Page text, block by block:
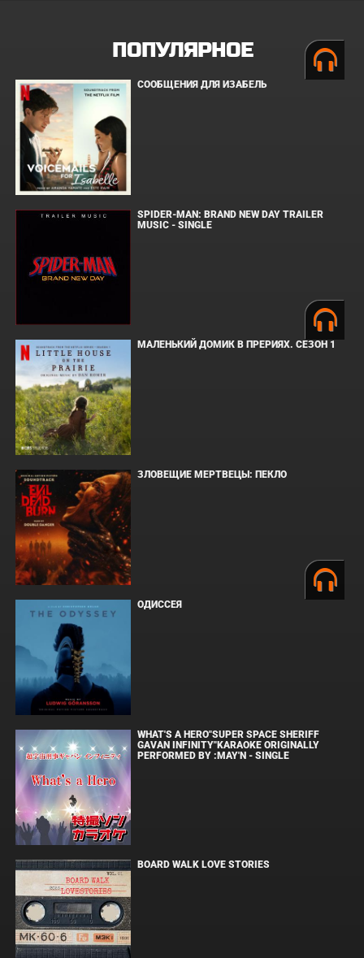
ПОПУЛЯРНОЕ
СООБЩЕНИЯ ДЛЯ ИЗАБЕЛЬ
SPIDER-MAN: BRAND NEW DAY TRAILER
MUSIC - SINGLE
МАЛЕНЬКИЙ ДОМИК В ПРЕРИЯХ. СЕЗОН 1
ЗЛОВЕЩИЕ МЕРТВЕЦЫ: ПЕКЛО
ОДИССЕЯ
WHAT'S A HERO"SUPER SPACE SHERIFF
GAVAN INFINITY"KARAOKE ORIGINALLY
PERFORMED BY :MAY'N - SINGLE
BOARD WALK LOVE STORIES